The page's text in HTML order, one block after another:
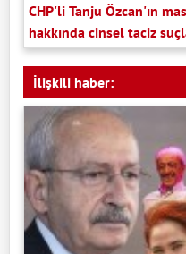
CHP'li Tanju Özcan'ın
hakkında cinsel taciz
İlişkili haber: